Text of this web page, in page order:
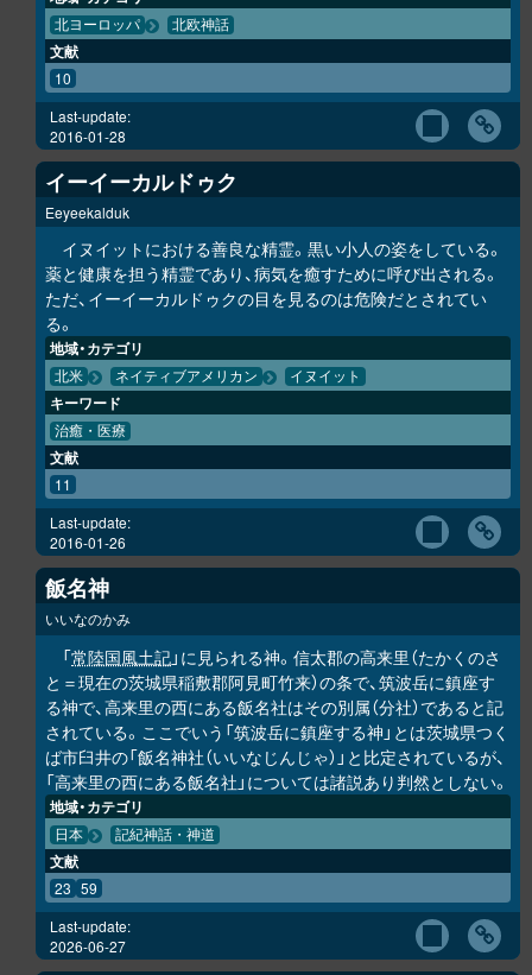
北ヨーロッパ 北欧神話
文献
10
Last-update:
2016-01-28
イーイーカルドゥク
Eeyeekalduk
イヌイットにおける善良な精霊。黒い小人の姿をしている。
薬と健康を担う精霊であり、病気を癒すために呼び出される。
ただ、イーイーカルドゥクの目を見るのは危険だとされてい
る。
地域・カテゴリ
北米 ネイティブアメリカン イヌイット
キーワード
治癒・医療
文献
11
Last-update:
2016-01-26
飯名神
いいなのかみ
「常陸国風土記」に見られる神。信太郡の高来里（たかくのさ
と＝現在の茨城県稲敷郡阿見町竹来）の条で、筑波岳に鎮座す
る神で、高来里の西にある飯名社はその別属（分社）であると記
されている。ここでいう「筑波岳に鎮座する神」とは茨城県つく
ば市臼井の「飯名神社（いいなじんじゃ）」と比定されているが、
「高来里の西にある飯名社」については諸説あり判然としない。
地域・カテゴリ
日本 記紀神話・神道
文献
23 59
Last-update:
2026-06-27